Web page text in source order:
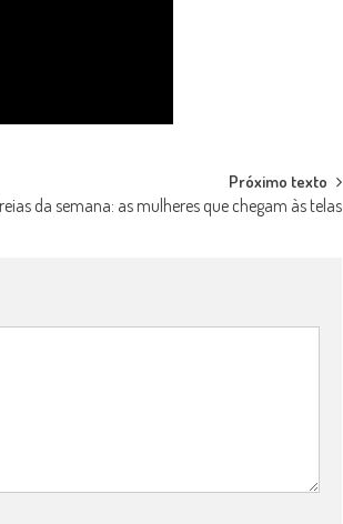
Próximo texto
da semana: as mulheres que chegam às telas